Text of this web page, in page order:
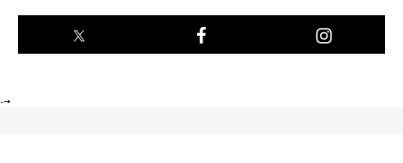
-->